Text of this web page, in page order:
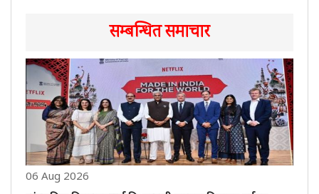
सम्बन्धित समाचार
06 Aug 2026